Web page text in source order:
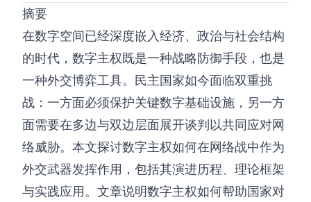
摘要
在数字空间已经深度嵌入经济、政治与社会结构
的时代，数字主权既是一种战略防御手段，也是
一种外交博弈工具。民主国家如今面临双重挑
战：一方面必须保护关键数字基础设施，另一方
面需要在多边与双边层面展开谈判以共同应对网
络威胁。本文探讨数字主权如何在网络战中作为
外交武器发挥作用，包括其演进历程、理论框架
与实践应用。文章说明数字主权如何帮助国家对